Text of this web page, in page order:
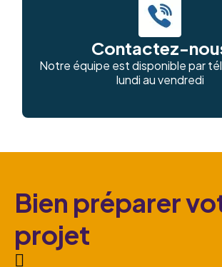
Contactez-
Notre équipe est disponible par
lundi au vendredi
Bien préparer
projet